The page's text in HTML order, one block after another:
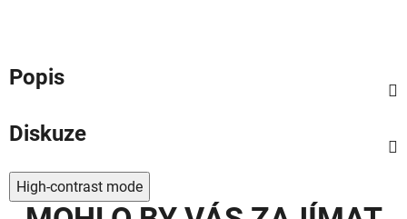
Popis
Diskuze
High-contrast mode